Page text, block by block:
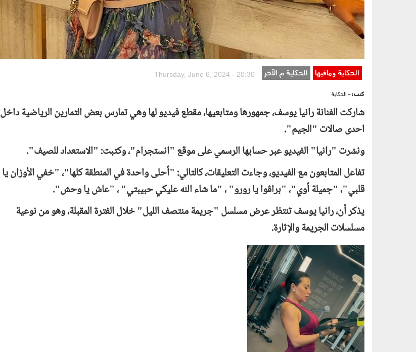
الحكاية ومافيها الحكاية م الآخر Thursday, June 6, 2024 - 20:30
كتب:- الحكاية
شاركت الفنانة رانيا يوسف، جمهورها ومتابعيها، مقطع فيديو لها وهي تمارس بعض التمارين الرياضية داخل
احدى صالات "الجيم".
ونشرت "رانيا" الفيديو عبر حسابها الرسمي على موقع "انستجرام"، وكتبت: "الاستعداد للصيف".
تفاعل المتابعون مع الفيديو، وجاءت التعليقات، كالتالي: "أحلى واحدة في المنطقة كلها"، "خفي الأوزان يا
قلبي"، "جميلة أوي"، "براڤوا يا رورو" ، "ما شاء الله عليكي حبيبتي" ، "عاش يا وحش".
يذكر أن، رانيا يوسف تنتظر عرض مسلسل "جريمة منتصف الليل" خلال الفترة المقبلة، وهو من نوعية
مسلسلات الجريمة والإثارة.
0606_011.png